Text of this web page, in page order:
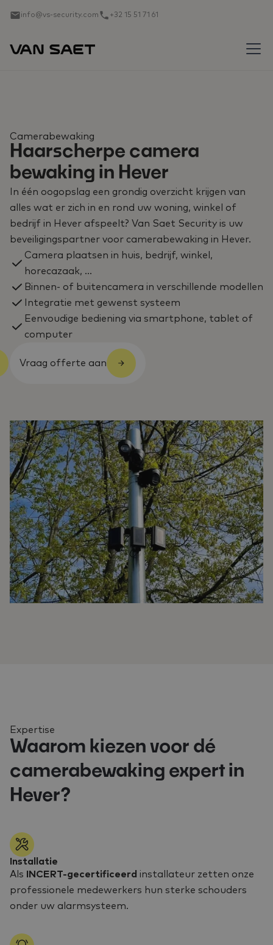
info@vs-security.com +32 15 51 71 61
Camerabewaking
Haarscherpe camera
bewaking in Hever
In één oogopslag een grondig overzicht krijgen van
alles wat er zich in en rond uw woning, winkel of
bedrijf in Hever afspeelt? Van Saet Security is uw
beveiligingspartner voor camerabewaking in Hever.
Camera plaatsen in huis, bedrijf, winkel,
horecazaak, ...
Binnen- of buitencamera in verschillende modellen
Integratie met gewenst systeem
Eenvoudige bediening via smartphone, tablet of
computer
Vraag offerte aan
Expertise
Waarom kiezen voor dé
camerabewaking expert in
Hever?
Installatie
Als
INCERT-gecertificeerd installateur zetten onze
professionele medewerkers hun sterke schouders
onder uw alarmsysteem.